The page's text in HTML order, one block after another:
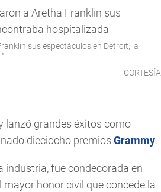
sus espectáculos en Detroit, la
CORTESÍA
lanzó grandes éxitos como
dieciocho premios Grammy.
industria, fue condecorada en
honor civil que concede la